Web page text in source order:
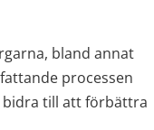
bland annat
processen
bidra till att förbättra